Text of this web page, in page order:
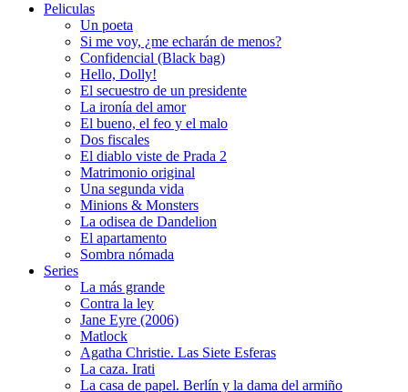
Peliculas
Un poeta
Si me voy, ¿me echarán de menos?
Confidencial (Black bag)
Hello, Dolly!
El secuestro de un presidente
La ironía del amor
El bueno, el feo y el malo
Dos fiscales
El diablo viste de Prada 2
Matrimonio original
Una segunda vida
Minions & Monsters
La odisea de Dandelion
El apartamento
Sombra nómada
Series
La más grande
Contra la ley
Jane Eyre (2006)
Matlock
Agatha Christie. Las Siete Esferas
La caza. Irati
La casa de papel. Berlín y la dama del armiño